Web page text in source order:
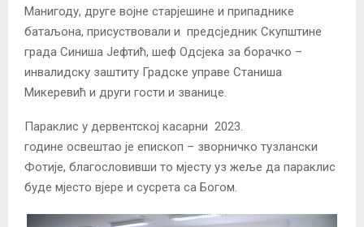
Манигоду, друге војне старјешине и припаднике
батаљона, присуствовали и предсједник Скупштине
града Синиша Јефтић, шеф Одсјека за борачко –
инвалидску заштиту Градске управе Станиша
Микеревић и други гости и званице.
Параклис у дервентској касарни 2023.
године освештао је епископ – зворничко тузлански
Фотије, благословивши то мјесту уз жеље да параклис
буде мјесто вјере и сусрета са Богом.